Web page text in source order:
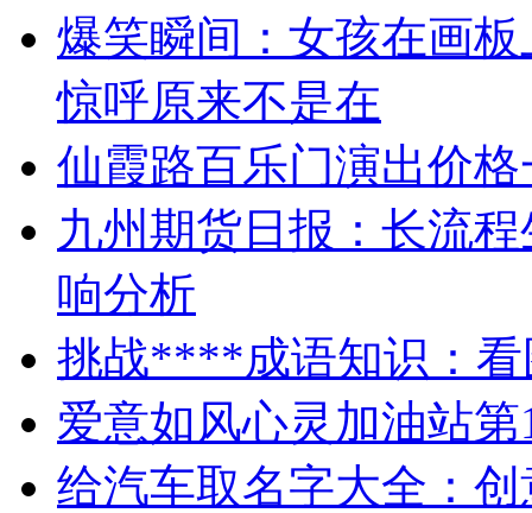
爆笑瞬间：女孩在画
惊呼原来不是在
仙霞路百乐门演出价格
九州期货日报：长流
响分析
挑战****成语知识：看
爱意如风心灵加油站第
给汽车取名字大全：